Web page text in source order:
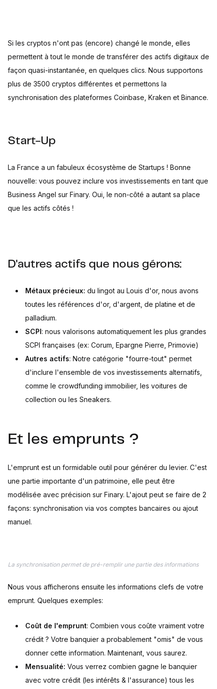
Si les cryptos n'ont pas (encore) changé le monde, elles
permettent à tout le monde de transférer des actifs digitaux de
façon quasi-instantanée, en quelques clics. Nous supportons
plus de 3500 cryptos différentes et permettons la
synchronisation des plateformes Coinbase, Kraken et Binance.
Start-Up
La France a un fabuleux écosystème de Startups ! Bonne
nouvelle: vous pouvez inclure vos investissements en tant que
Business Angel sur Finary. Oui, le non-côté a autant sa place
que les actifs côtés !
D'autres actifs que nous gérons:
Métaux précieux: du lingot au Louis d'or, nous avons
toutes les références d'or, d'argent, de platine et de
palladium.
SCPI: nous valorisons automatiquement les plus grandes
SCPI françaises (ex: Corum, Epargne Pierre, Primovie)
Autres actifs: Notre catégorie "fourre-tout" permet
d'inclure l'ensemble de vos investissements alternatifs,
comme le crowdfunding immobilier, les voitures de
collection ou les Sneakers.
Et les emprunts ?
L'emprunt est un formidable outil pour générer du levier. C'est
une partie importante d'un patrimoine, elle peut être
modélisée avec précision sur Finary. L'ajout peut se faire de 2
façons: synchronisation via vos comptes bancaires ou ajout
manuel.
La synchronisation permet de pré-remplir une partie des informations
Nous vous afficherons ensuite les informations clefs de votre
emprunt. Quelques exemples:
Coût de l'emprunt: Combien vous coûte vraiment votre
crédit ? Votre banquier a probablement "omis" de vous
donner cette information. Maintenant, vous saurez.
Mensualité: Vous verrez combien gagne le banquier
avec votre crédit (les intérêts & l'assurance) tous les